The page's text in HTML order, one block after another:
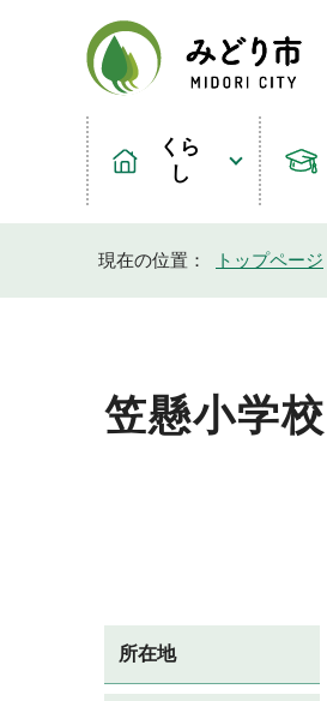
くら
し
現在の位置： トップページ
笠懸小学校
所在地